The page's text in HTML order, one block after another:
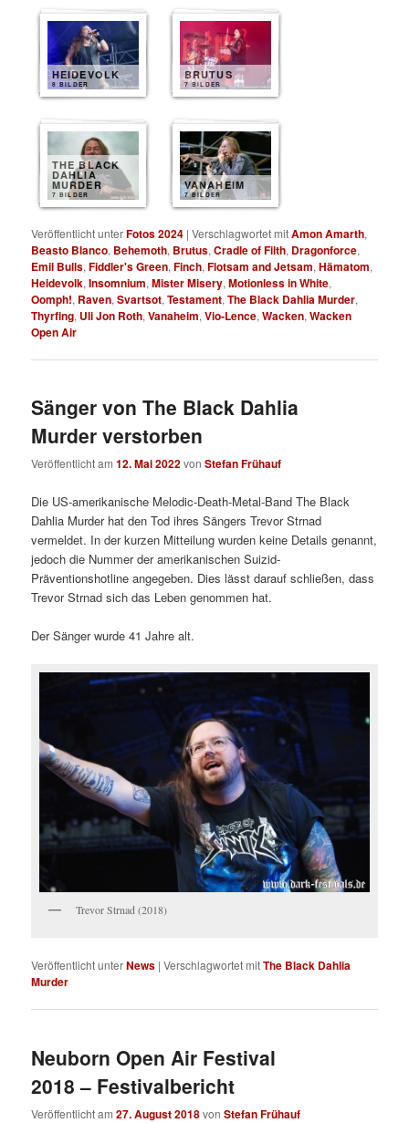
HEIDEVOLK
8 BILDER
BRUTUS
7 BILDER
THE BLACK
DAHLIA
MURDER
7 BILDER
VANAHEIM
7 BILDER
Veröffentlicht unterFotos 2024 |Verschlagwortet mitAmon Amarth,
Beasto Blanco, Behemoth, Brutus,Cradle of Filth, Dragonforce,
Emil Bulls,Fiddler's Green,Finch,Flotsam and Jetsam,Hämatom,
Heidevolk,Insomnium,Mister Misery,Motionless in White,
Oomph!, Raven,Svartsot,Testament,The Black Dahlia Murder,
Thyrfing, Uli Jon Roth,Vanaheim,Vio-Lence,Wacken,Wacken
Open Air
Sänger von The Black Dahlia
Murder verstorben
Veröffentlicht am12. Mai 2022vonStefan Frühauf
Die US-amerikanische Melodic-Death-Metal-Band The Black
Dahlia Murder hat den Tod ihres Sängers Trevor Strnad
vermeldet. In der kurzen Mitteilung wurden keine Details genannt,
jedoch die Nummer der amerikanischen Suizid-
Präventionshotline angegeben. Dies lässt darauf schließen, dass
Trevor Strnad sich das Leben genommen hat.
Der Sänger wurde 41 Jahre alt.
Trevor Strnad (2018)
Veröffentlicht unterNews |Verschlagwortet mitThe Black Dahlia
Murder
Neuborn Open Air Festival
2018 – Festivalbericht
Veröffentlicht am27. August 2018vonStefan Frühauf